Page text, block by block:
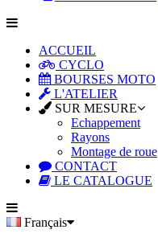
ACCUEIL
CYCLO
BOURSES MOTO
L'ATELIER
SUR MESURE
Echappement
Rayons
Montage de roue
CONTACT
LE CATALOGUE
Français